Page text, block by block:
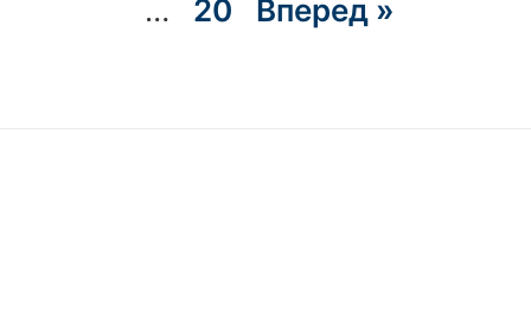
…
20 Вперед »